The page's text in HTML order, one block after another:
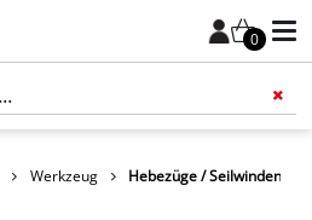
0
Werkzeug Hebezüge / Seilwinden